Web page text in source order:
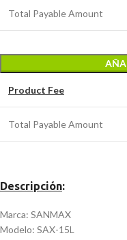
Total Payable Amount
Product Fee
Total Payable Amount
Descripción:
Marca: SANMAX
Modelo: SAX-15L